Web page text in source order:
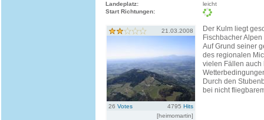
Landeplatz:
leicht
Start Richtungen:
21.03.2008
26 Votes 4795 Hits
[heimomartin]
Der Kulm liegt
Fischbacher
Auf Grund seiner
des regionalen
vielen Fällen auch
Durch den
bei nicht